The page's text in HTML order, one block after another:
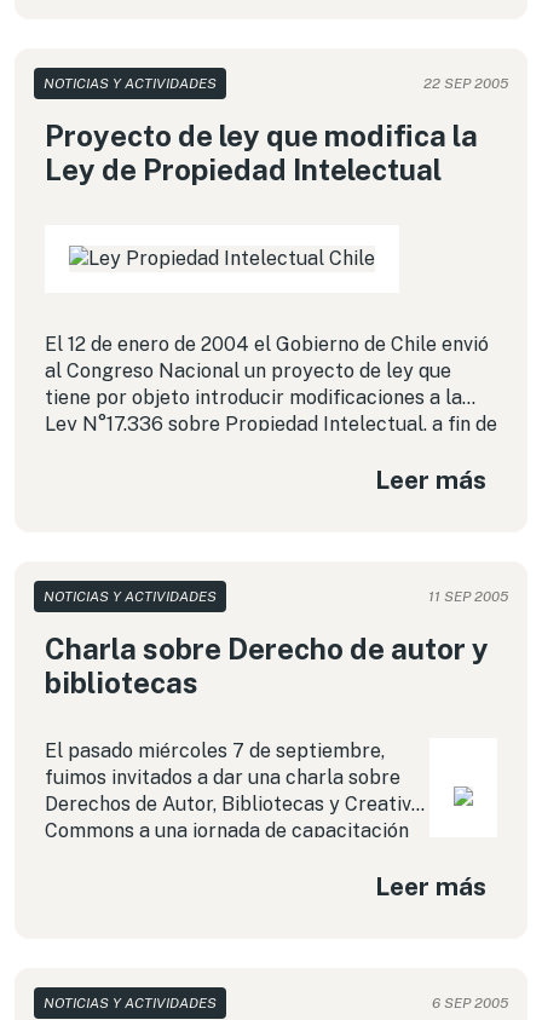
NOTICIAS Y ACTIVIDADES 22 SEP 2005
Proyecto de ley que modifica la
Ley de Propiedad Intelectual
El 12 de enero de 2004 el Gobierno de Chile envió
al Congreso Nacional un proyecto de ley que
tiene por objeto introducir modificaciones a la
Ley N°17.336 sobre Propiedad Intelectual, a fin de
atentados en contra de los derechos de autor.
Leer más
NOTICIAS Y ACTIVIDADES 11 SEP 2005
Charla sobre Derecho de autor y
bibliotecas
El pasado miércoles 7 de septiembre,
fuimos invitados a dar una charla sobre
Derechos de Autor, Bibliotecas y Creative
Commons a una jornada de capacitación
y el Sistema deLeer más
NOTICIAS Y ACTIVIDADES 6 SEP 2005